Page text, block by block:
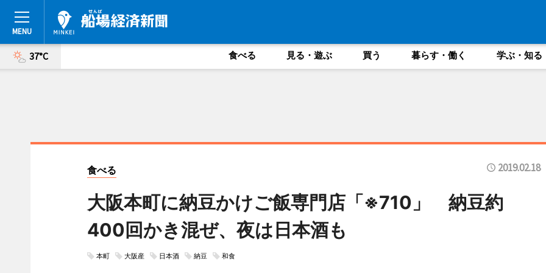
37°C 食べる 見る・遊ぶ 買う 暮らす・働く 学ぶ・知る
食べる 2019.02.18
大阪本町に納豆かけご飯専門店「※710」 納豆約
400回かき混ぜ、夜は日本酒も
本町 大阪産 日本酒 納豆 和食